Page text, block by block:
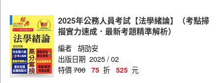
圖書資訊管理
機械工程
庭務員
錄事
2025年公務人員考試【法學緒論】（考點掃
描實力速成．最新考題精準解析）
編者 胡劭安
出版日期 2025 / 02
特價700 75 折 525 元